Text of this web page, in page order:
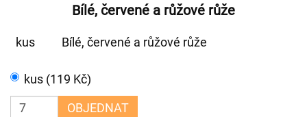
Bílé, červené a růžové růže
kus Bílé, červené a růžové růže
kus (119 Kč)
OBJEDNAT